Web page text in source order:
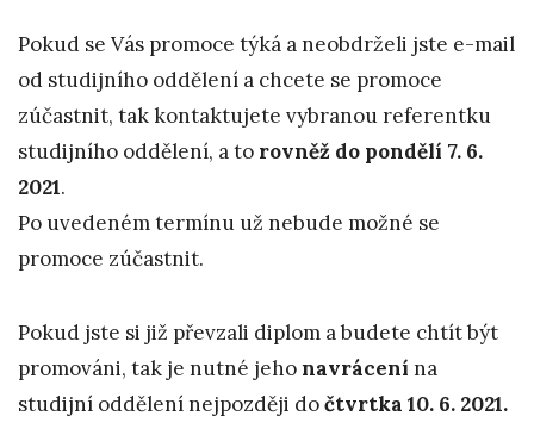
Pokud se Vás promoce týká a neobdrželi jste e-mail
od studijního oddělení a chcete se promoce
zúčastnit, tak kontaktujete vybranou referentku
studijního oddělení, a to rovněž do pondělí 7. 6.
2021.
Po uvedeném termínu už nebude možné se
promoce zúčastnit.
Pokud jste si již převzali diplom a budete chtít být
promováni, tak je nutné jehonavrácení na
studijní oddělení nejpozději dočtvrtka 10. 6. 2021.